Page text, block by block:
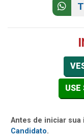
USE
Antes de iniciar sua
Candidato.